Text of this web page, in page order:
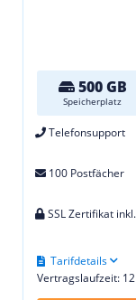
500 GB
Speicherplatz
Telefonsupport
100 Postfächer
SSL Zertifikat inkl.
Vertragslaufzeit:
Tarifdetails